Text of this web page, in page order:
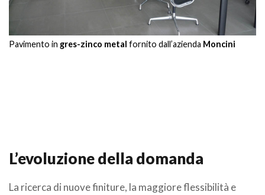
Pavimento in gres-zinco metal fornito dall’azienda Moncini
L’evoluzione della domanda
La ricerca di nuove finiture, la maggiore flessibilità e